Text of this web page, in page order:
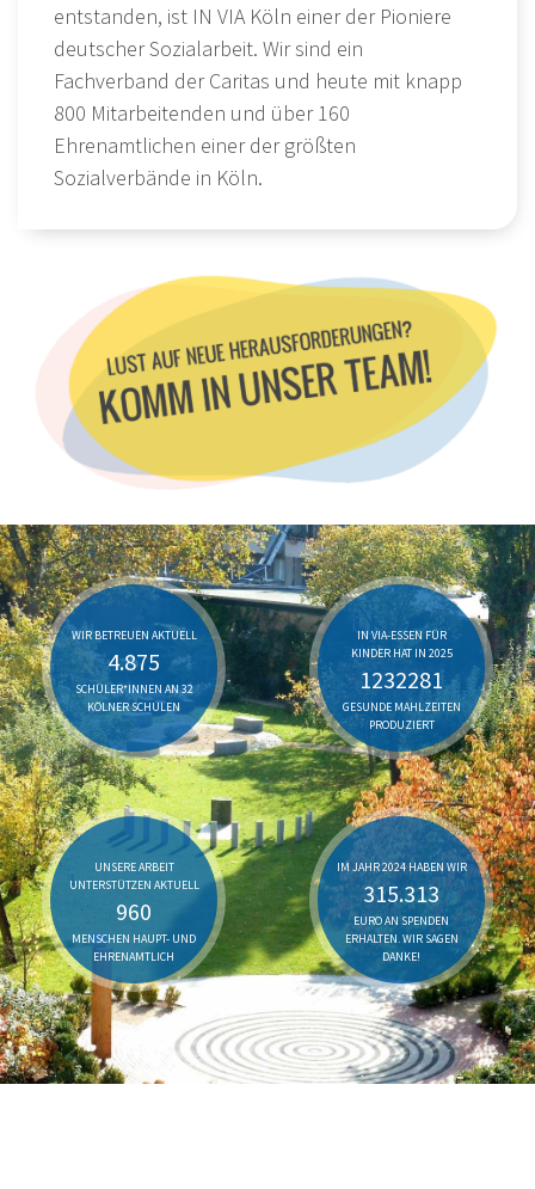
entstanden, ist IN VIA Köln einer der Pioniere
deutscher Sozialarbeit. Wir sind ein
Fachverband der Caritas und heute mit knapp
800 Mitarbeitenden und über 160
Ehrenamtlichen einer der größten
Sozialverbände in Köln.
WIR BETREUEN AKTUELL
4.875
SCHÜLER*INNEN AN 32
KÖLNER SCHULEN
IN VIA-ESSEN FÜR
KINDER HAT IN 2025
1232281
GESUNDE MAHLZEITEN
PRODUZIERT
UNSERE ARBEIT
UNTERSTÜTZEN AKTUELL
960
MENSCHEN HAUPT- UND
EHRENAMTLICH
IM JAHR 2024 HABEN WIR
315.313
EURO AN SPENDEN
ERHALTEN. WIR SAGEN
DANKE!